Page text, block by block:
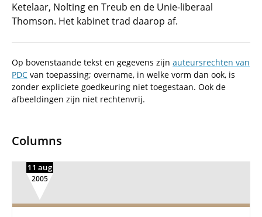
Ketelaar, Nolting en Treub en de Unie-liberaal
Thomson. Het kabinet trad daarop af.
Op bovenstaande tekst en gegevens zijn auteursrechten van
PDC van toepassing; overname, in welke vorm dan ook, is
zonder expliciete goedkeuring niet toegestaan. Ook de
afbeeldingen zijn niet rechtenvrij.
Columns
11 aug
2005